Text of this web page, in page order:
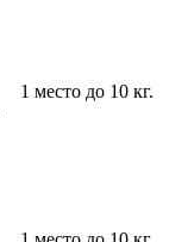
1 место до 10 кг.